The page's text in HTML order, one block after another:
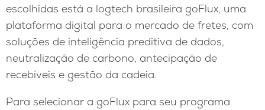
escolhidas está a logtech brasileira goFlux, uma
plataforma digital para o mercado de fretes, com
soluções de inteligência preditiva de dados,
neutralização de carbono, antecipação de
recebíveis e gestão da cadeia.
Para selecionar a goFlux para seu programa